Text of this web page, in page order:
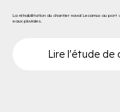
La réhabilitation du chantier naval Lecamus au
eaux pluviales.
Lire l'étude de